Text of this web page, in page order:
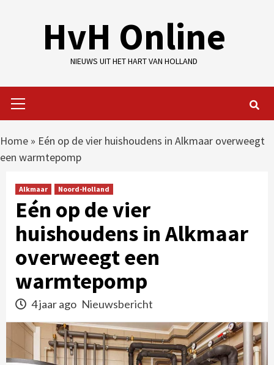
HvH Online
NIEUWS UIT HET HART VAN HOLLAND
Menu
Home » Eén op de vier huishoudens in Alkmaar overweegt
een warmtepomp
Alkmaar Noord-Holland
Eén op de vier
huishoudens in Alkmaar
overweegt een
warmtepomp
4 jaar ago Nieuwsbericht